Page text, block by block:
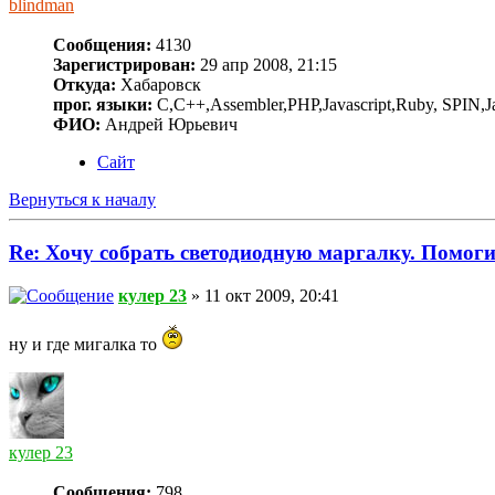
blindman
Сообщения: 4130
Зарегистрирован: 29 апр 2008, 21:15
Откуда: Хабаровск
прог. языки: C,C++,Assembler,PHP,Javascript,Ruby,
ФИО: Андрей Юрьевич
Сайт
Вернуться к началу
Re: Хочу собрать светодиодную маргалку.
кулер 23 » 11 окт 2009, 20:41
ну и где мигалка то
кулер 23